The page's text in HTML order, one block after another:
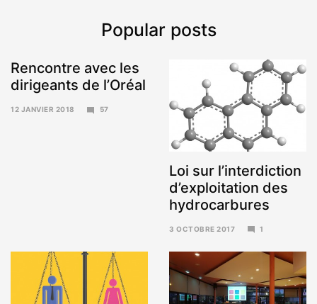
Popular posts
Rencontre avec les
dirigeants de l’Oréal
12 JANVIER 2018
57
Loi sur l’interdiction
d’exploitation des
hydrocarbures
3 OCTOBRE 2017
2017
1